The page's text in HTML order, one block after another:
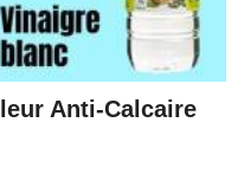
Anti-Calcaire